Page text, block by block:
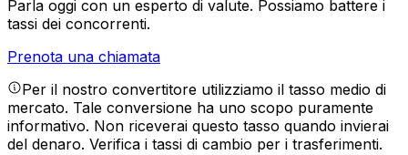
Parla oggi con un esperto di valute. Possiamo battere i
tassi dei concorrenti.
Prenota una chiamata
Per il nostro convertitore utilizziamo il tasso medio di
mercato. Tale conversione ha uno scopo puramente
informativo. Non riceverai questo tasso quando invierai
del denaro. Verifica i tassi di cambio per i trasferimenti.